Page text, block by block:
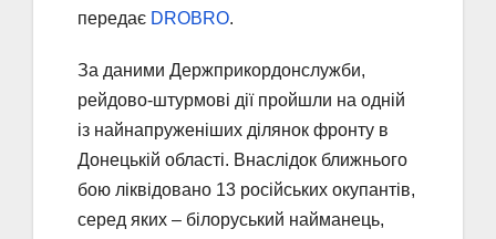
передає DROBRO.
За даними Держприкордонслужби,
рейдово-штурмові дії пройшли на одній
із найнапруженіших ділянок фронту в
Донецькій області. Внаслідок ближнього
бою ліквідовано 13 російських окупантів,
серед яких – білоруський найманець,